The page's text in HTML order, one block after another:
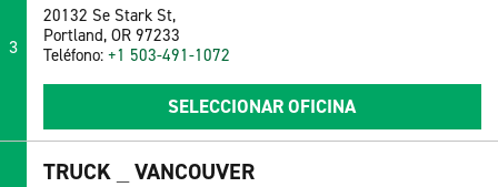
3
20132 Se Stark St,
Portland, OR 97233
Teléfono: +1 503-491-1072
SELECCIONAR OFICINA
TRUCK _ VANCOUVER